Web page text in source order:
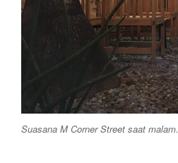
Suasana M Corner Street saat malam.